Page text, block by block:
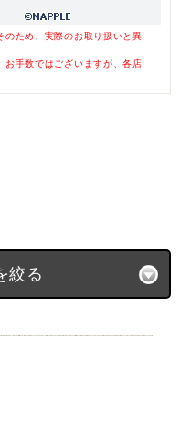
ため、実際のお取り扱いと異
手数ではございますが、各店
絞る